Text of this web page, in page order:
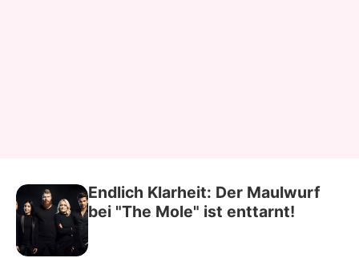
Endlich Klarheit: Der Maulwurf
bei "The Mole" ist enttarnt!